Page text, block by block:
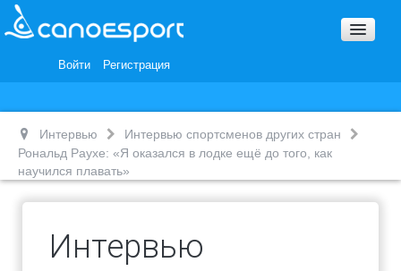
Войти Регистрация
Награды и Благодарности
Интервью
Интервью спортсменов других стран
Рональд Раухе: «Я оказался в лодке ещё до того, как
научился плавать»
Интервью